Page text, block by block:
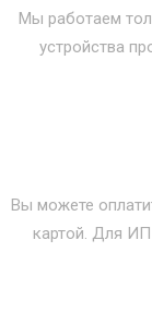
Мы работаем
устройства
Вы можете
картой. Для